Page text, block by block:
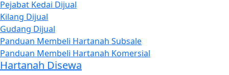
Pejabat Kedai Dijual
Kilang Dijual
Gudang Dijual
Panduan Membeli Hartanah Subsale
Panduan Membeli Hartanah Komersial
Hartanah Disewa